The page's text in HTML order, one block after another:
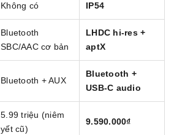
Không có IP54
Bluetooth
SBC/AAC cơ bản
LHDC hi-res +
aptX
Bluetooth + AUX
Bluetooth +
USB-C audio
5.99 triệu (niêm
yết cũ)
9.590.000₫